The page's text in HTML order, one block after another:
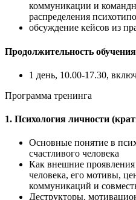
коммуникации и
распределения
обсуждение кейсов из
Продолжительность
1 день, 10.00-17.30,
Программа тренинга
1. Психология личности
Основные понятие в
счастливого человека
Как внешние проявления
человека, его мотивы,
коммуникаций и
Деструкторы,